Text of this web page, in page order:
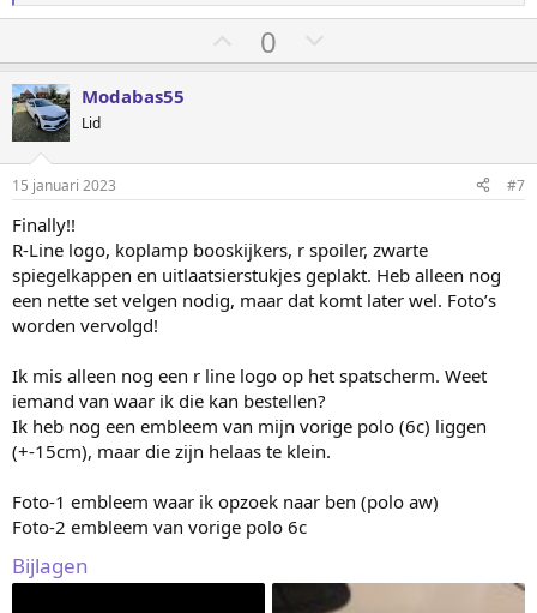
t
o
h
o
o
g
0
t
o
l
a
a
g
Modabas55
Lid
15 januari 2023 #7
Finally!!
R-Line logo, koplamp booskijkers, r spoiler, zwarte
spiegelkappen en uitlaatsierstukjes geplakt. Heb alleen nog
een nette set velgen nodig, maar dat komt later wel. Foto’s
worden vervolgd!
Ik mis alleen nog een r line logo op het spatscherm. Weet
iemand van waar ik die kan bestellen?
Ik heb nog een embleem van mijn vorige polo (6c) liggen
(+-15cm), maar die zijn helaas te klein.
Foto-1 embleem waar ik opzoek naar ben (polo aw)
Foto-2 embleem van vorige polo 6c
Bijlagen